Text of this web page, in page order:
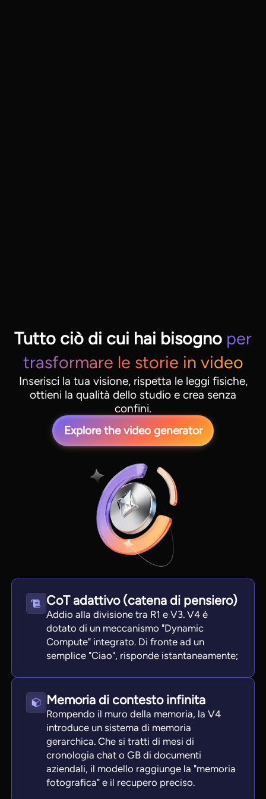
Tutto ciò di cui hai bisogno per
trasformare le storie in video
Inserisci la tua visione, rispetta le leggi fisiche,
ottieni la qualità dello studio e crea senza
confini.
Explore the video generator
CoT adattivo (catena di pensiero)
Addio alla divisione tra R1 e V3. V4 è
dotato di un meccanismo "Dynamic
Compute" integrato. Di fronte ad un
semplice "Ciao", risponde istantaneamente;
Memoria di contesto infinita
Rompendo il muro della memoria, la V4
introduce un sistema di memoria
gerarchica. Che si tratti di mesi di
cronologia chat o GB di documenti
aziendali, il modello raggiunge la "memoria
fotografica" e il recupero preciso.